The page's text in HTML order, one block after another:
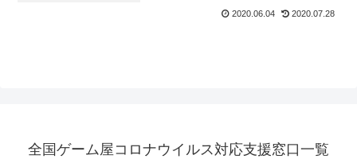
2020.06.04 2020.07.28
全国ゲーム屋コロナウイルス対応支援窓口一覧